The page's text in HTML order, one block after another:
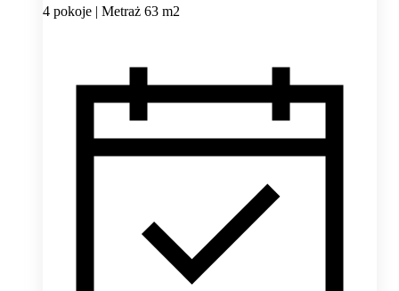
4 pokoje | Metraż 63 m2